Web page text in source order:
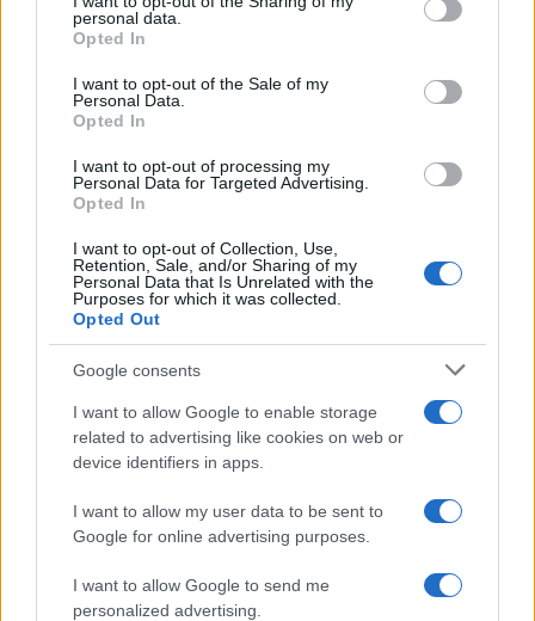
grant or deny consent to Google and its third-party tags to
use your data for below specified purposes in below Google
consent section.
personal data.
Opted In
I want to opt-out of the Sale of my
Personal Data.
Opted In
I want to opt-out of processing my
Personal Data for Targeted Advertising.
Opted In
I want to opt-out of Collection, Use,
Retention, Sale, and/or Sharing of my
Personal Data that Is Unrelated with the
Purposes for which it was collected.
Opted Out
Google consents
I want to allow Google to enable storage
related to advertising like cookies on web or
device identifiers in apps.
I want to allow my user data to be sent to
Google for online advertising purposes.
I want to allow Google to send me
personalized advertising.
Giorgia Stromeo